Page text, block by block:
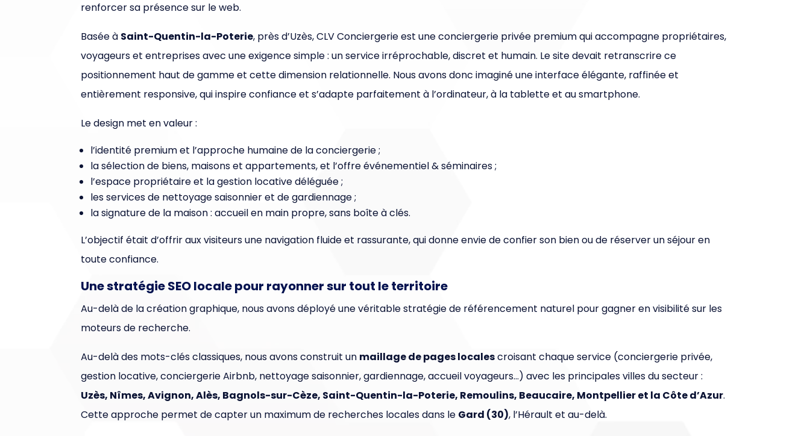
renforcer sa présence sur le web.
Basée à Saint-Quentin-la-Poterie, près d’Uzès, CLV Conciergerie est une conciergerie privée premium qui accompagne propriétaires,
voyageurs et entreprises avec une exigence simple : un service irréprochable, discret et humain. Le site devait retranscrire ce
positionnement haut de gamme et cette dimension relationnelle. Nous avons donc imaginé une interface élégante, raffinée et
entièrement responsive, qui inspire confiance et s’adapte parfaitement à l’ordinateur, à la tablette et au smartphone.
Le design met en valeur :
l’identité premium et l’approche humaine de la conciergerie ;
la sélection de biens, maisons et appartements, et l’offre événementiel & séminaires ;
l’espace propriétaire et la gestion locative déléguée ;
les services de nettoyage saisonnier et de gardiennage ;
la signature de la maison : accueil en main propre, sans boîte à clés.
L’objectif était d’offrir aux visiteurs une navigation fluide et rassurante, qui donne envie de confier son bien ou de réserver un séjour en
toute confiance.
Une stratégie SEO locale pour rayonner sur tout le territoire
Au-delà de la création graphique, nous avons déployé une véritable stratégie de référencement naturel pour gagner en visibilité sur les
moteurs de recherche.
Au-delà des mots-clés classiques, nous avons construit un maillage de pages localescroisant chaque service (conciergerie privée,
gestion locative, conciergerie Airbnb, nettoyage saisonnier, gardiennage, accueil voyageurs…) avec les principales villes du secteur :
Uzès, Nîmes, Avignon, Alès, Bagnols-sur-Cèze, Saint-Quentin-la-Poterie, Remoulins, Beaucaire, Montpellier et la Côte d’Azur.
Cette approche permet de capter un maximum de recherches locales dans le Gard (30), l’Hérault et au-delà.